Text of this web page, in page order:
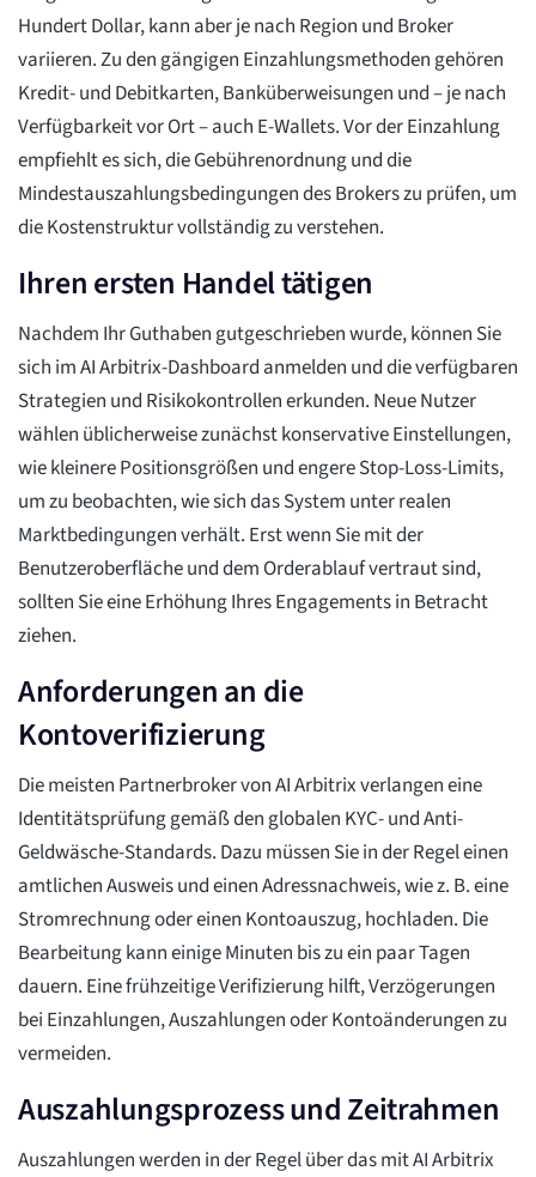
Hundert Dollar, kann aber je nach Region und Broker
variieren. Zu den gängigen Einzahlungsmethoden gehören
Kredit- und Debitkarten, Banküberweisungen und – je nach
Verfügbarkeit vor Ort – auch E-Wallets. Vor der Einzahlung
empfiehlt es sich, die Gebührenordnung und die
Mindestauszahlungsbedingungen des Brokers zu prüfen, um
die Kostenstruktur vollständig zu verstehen.
Ihren ersten Handel tätigen
Nachdem Ihr Guthaben gutgeschrieben wurde, können Sie
sich im AI Arbitrix-Dashboard anmelden und die verfügbaren
Strategien und Risikokontrollen erkunden. Neue Nutzer
wählen üblicherweise zunächst konservative Einstellungen,
wie kleinere Positionsgrößen und engere Stop-Loss-Limits,
um zu beobachten, wie sich das System unter realen
Marktbedingungen verhält. Erst wenn Sie mit der
Benutzeroberfläche und dem Orderablauf vertraut sind,
sollten Sie eine Erhöhung Ihres Engagements in Betracht
ziehen.
Anforderungen an die
Kontoverifizierung
Die meisten Partnerbroker von AI Arbitrix verlangen eine
Identitätsprüfung gemäß den globalen KYC- und Anti-
Geldwäsche-Standards. Dazu müssen Sie in der Regel einen
amtlichen Ausweis und einen Adressnachweis, wie z. B. eine
Stromrechnung oder einen Kontoauszug, hochladen. Die
Bearbeitung kann einige Minuten bis zu ein paar Tagen
dauern. Eine frühzeitige Verifizierung hilft, Verzögerungen
bei Einzahlungen, Auszahlungen oder Kontoänderungen zu
vermeiden.
Auszahlungsprozess und Zeitrahmen
Auszahlungen werden in der Regel über das mit AI Arbitrix